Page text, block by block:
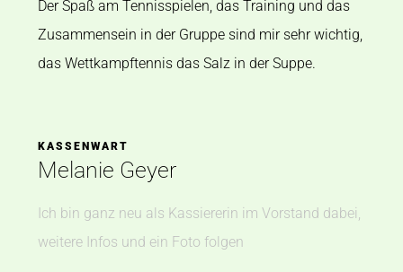
Der Spaß am Tennisspielen, das Training und das
Zusammensein in der Gruppe sind mir sehr wichtig,
das Wettkampftennis das Salz in der Suppe.
KASSENWART
Melanie Geyer
Ich bin ganz neu als Kassiererin im Vorstand dabei,
weitere Infos und ein Foto folgen